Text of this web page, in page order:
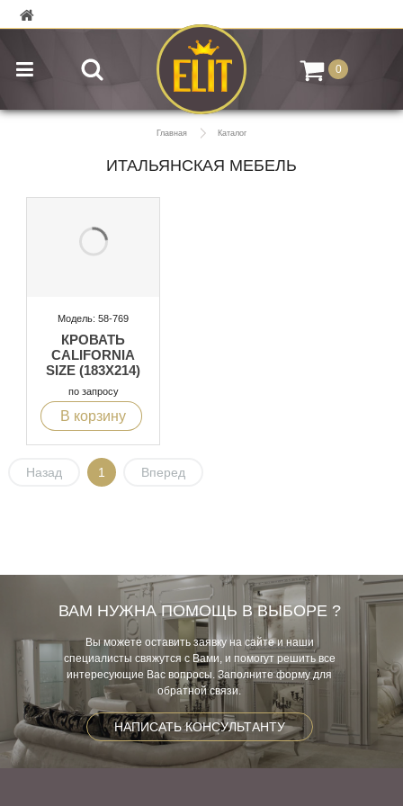
0
Главная Каталог
ИТАЛЬЯНСКАЯ МЕБЕЛЬ
Модель: 58-769
КРОВАТЬ
CALIFORNIA
SIZE (183X214)
по запросу
В корзину
Назад 1 Вперед
ВАМ НУЖНА ПОМОЩЬ В ВЫБОРЕ ?
Вы можете оставить заявку на сайте и наши
специалисты свяжутся с Вами, и помогут решить все
интересующие Вас вопросы. Заполните форму для
обратной связи.
НАПИСАТЬ КОНСУЛЬТАНТУ